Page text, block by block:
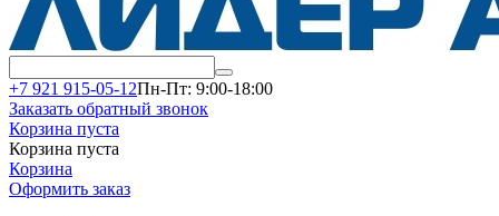
+7 921 915-05-12Пн-Пт: 9:00-18:00
Заказать обратный звонок
Корзина пуста
Корзина пуста
Корзина
Оформить заказ